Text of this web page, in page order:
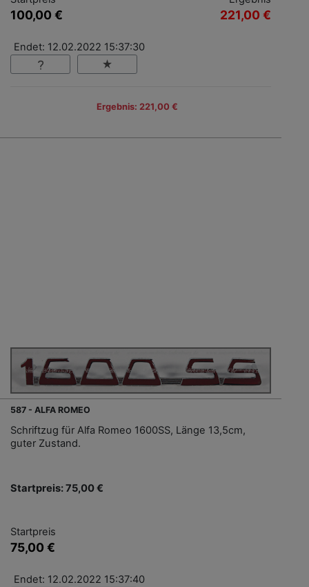
100,00 € 221,00 €
Endet: 12.02.2022 15:37:30
Ergebnis: 221,00 €
587 - ALFA ROMEO
Schriftzug für Alfa Romeo 1600SS, Länge 13,5cm,
guter Zustand.
Startpreis: 75,00 €
Startpreis
75,00 €
Endet: 12.02.2022 15:37:40